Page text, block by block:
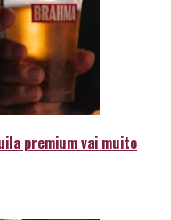
premium vai muito